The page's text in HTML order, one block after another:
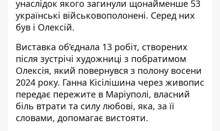
унаслідок якого загинули щонайменше 53
українські військовополонені. Серед них
був і Олексій.
Виставка об’єднала 13 робіт, створених
після зустрічі художниці з побратимом
Олексія, який повернувся з полону восени
2024 року. Ганна Кісілішина через живопис
передає пережите в Маріуполі, власний
біль втрати та силу любові, яка, за її
словами, допомагає вистояти.